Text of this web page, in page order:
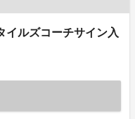
ルズコーチサイン入